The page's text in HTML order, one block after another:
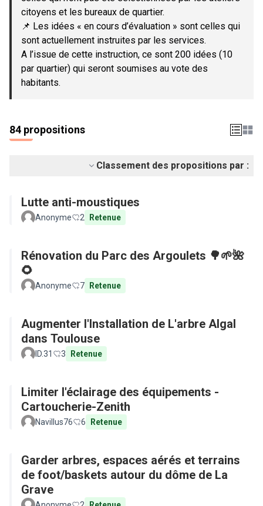
citoyens et les bureaux de quartier.
📌 Les idées « en cours d’évaluation » sont celles qui
sont actuellement instruites par les services.
A l’issue de cette instruction, ce sont 200 idées (10
par quartier) qui seront soumises au vote des
habitants.
84 propositions
Classement des propositions par :
Lutte anti-moustiques
Anonyme 2 Retenue
Rénovation du Parc des Argoulets 🌳🌱🌺
🌻
Anonyme 7 Retenue
Augmenter l'Installation de L'arbre Algal
dans Toulouse
ID.31 3 Retenue
Limiter l'éclairage des équipements -
Cartoucherie-Zenith
Navillus76 6 Retenue
Garder arbres, espaces aérés et terrains
de foot/baskets autour du dôme de La
Grave